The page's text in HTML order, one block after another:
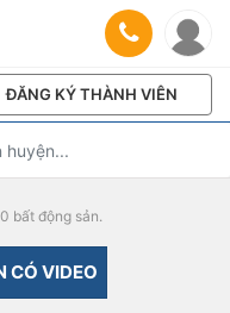
ĐĂNG KÝ THÀNH VIÊN
bất động sản.
CÓ VIDEO